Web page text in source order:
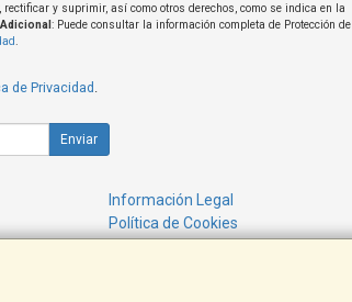
rectificar y suprimir, así como otros derechos, como se indica en la
: Puede consultar la información completa de Protección de
.
de Privacidad.
Enviar
Información Legal
Política de Cookies